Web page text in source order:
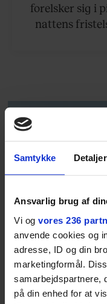
Samtykke Detaljer
Ansvarlig brug af
Vi og vores 236
anvende cookies og
adresse, ID og din
marketingformål.
samarbejdspartnere,
på din enhed for at
forelsker sig i
nattens
blevet
Danmarks
fortællerens
at miste
SPONSORERET INDHOLD
BOSS’ nye tennis-
banen
Fra BOSS OPEN i
med Australian